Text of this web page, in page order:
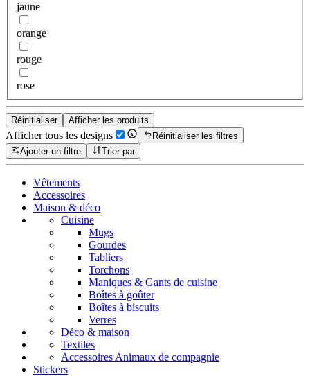
jaune
orange
rouge
rose
Réinitialiser Afficher les produits
Afficher tous les designs
Réinitialiser les filtres
Ajouter un filtre
Trier par
Vêtements
Accessoires
Maison & déco
Cuisine
Mugs
Gourdes
Tabliers
Torchons
Maniques & Gants de cuisine
Boîtes à goûter
Boîtes à biscuits
Verres
Déco & maison
Textiles
Accessoires Animaux de compagnie
Stickers